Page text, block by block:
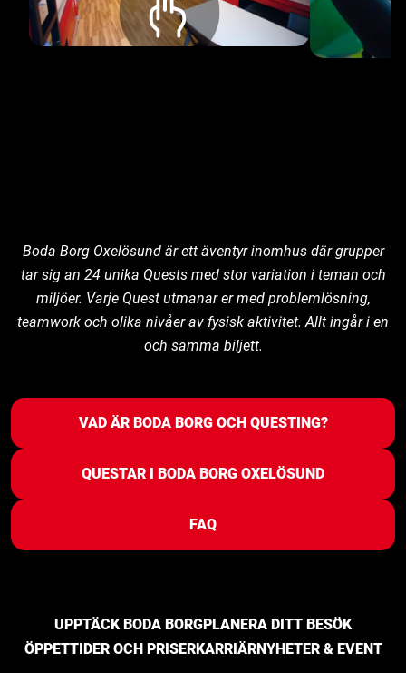
Boda Borg Oxelösund är ett äventyr inomhus där grupper
tar sig an 24 unika Quests med stor variation i teman och
miljöer. Varje Quest utmanar er med problemlösning,
teamwork och olika nivåer av fysisk aktivitet. Allt ingår i en
och samma biljett.
VAD ÄR BODA BORG OCH QUESTING?
QUESTAR I BODA BORG OXELÖSUND
FAQ
UPPTÄCK BODA BORGPLANERA DITT BESÖK
ÖPPETTIDER OCH PRISERKARRIÄRNYHETER & EVENT